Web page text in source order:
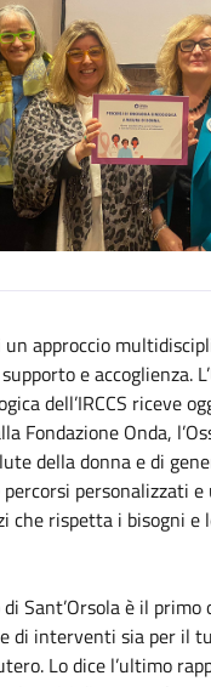
approccio
e accoglienza.
dell’IRCCS riceve
Fondazione Onda,
della donna e di
personalizzati
che rispetta i bisogni
di Sant’Orsola è il
di interventi sia per il
Lo dice l’ultimo